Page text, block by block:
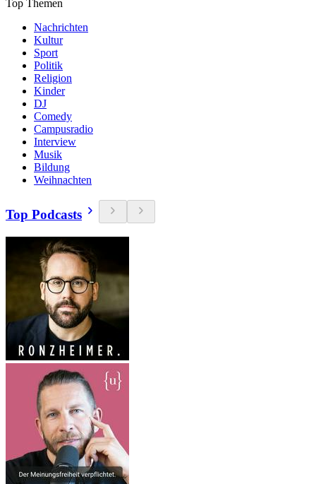
Top Themen
Nachrichten
Kultur
Sport
Politik
Religion
Kinder
DJ
Comedy
Campusradio
Interview
Musik
Bildung
Weihnachten
Top Podcasts